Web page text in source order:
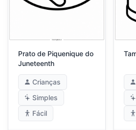
Prato de Piquenique do
Juneteenth
Crianças
Simples
Fácil